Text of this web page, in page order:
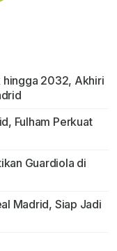
hingga 2032, Akhiri
Fulham Perkuat
Guardiola di
Madrid, Siap Jadi